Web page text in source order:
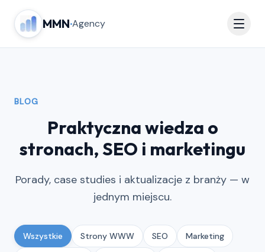
MMN·Agency
BLOG
Praktyczna wiedza o
stronach, SEO i marketingu
Porady, case studies i aktualizacje z branży — w
jednym miejscu.
Wszystkie Strony WWW SEO Marketing